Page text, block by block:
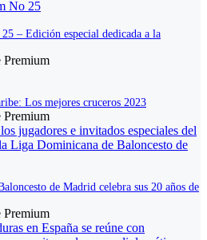
– Edición especial dedicada a la
Premium
Los mejores cruceros 2023
Premium
de Madrid celebra sus 20 años de
Premium